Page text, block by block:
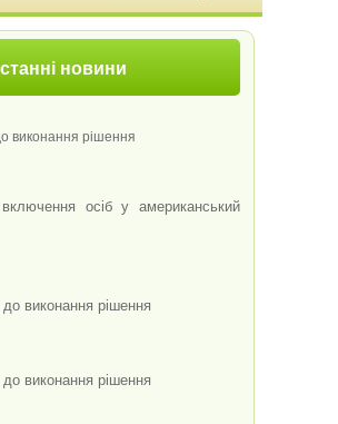
новини
виконання рішення
осіб у американський
виконання рішення
виконання рішення